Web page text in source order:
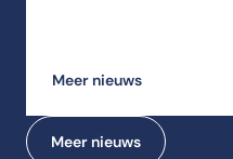
Meer nieuws
Meer nieuws